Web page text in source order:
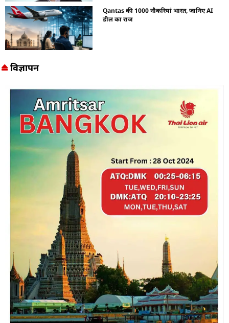
Qantas की 1000 नौकरियां भारत, जानिए AI
डील का राज
विज्ञापन